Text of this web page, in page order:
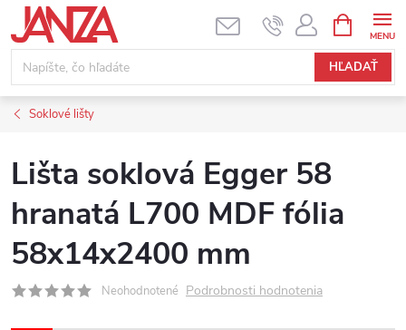
Prejsť na obsah
HĽADAŤ
Soklové lišty
Lišta soklová Egger 58
hranatá L700 MDF fólia
58x14x2400 mm
Neohodnotené Podrobnosti hodnotenia